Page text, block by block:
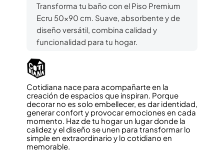
Transforma tu baño con el Piso Premium
Ecru 50x90 cm. Suave, absorbente y de
diseño versátil, combina calidad y
funcionalidad para tu hogar.
Cotidiana nace para acompañarte en la
creación de espacios que inspiran. Porque
decorar no es solo embellecer, es dar identidad,
generar confort y provocar emociones en cada
momento. Haz de tu hogar un lugar donde la
calidez y el diseño se unen para transformar lo
simple en extraordinario y lo cotidiano en
memorable.